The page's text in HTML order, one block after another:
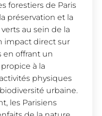
forestiers de Paris
préservation et la
au sein de la
impact direct sur
en offrant un
à la
physiques
urbaine.
les Parisiens